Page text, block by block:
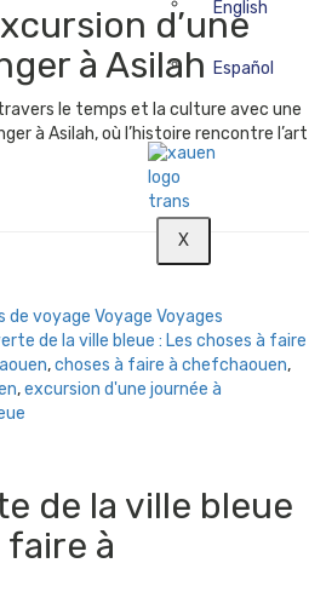
English
Español
X
d’une
à Asilah
le temps et la culture avec une
à Asilah, où l’histoire rencontre l’art
de voyage Voyage Voyages
de la ville bleue : Les choses à faire
,choses à faire à chefchaouen,
,excursion d'une journée à
de la ville bleue
faire à